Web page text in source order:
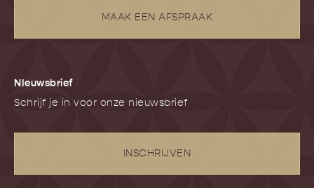
MAAK EEN AFSPRAAK
NIeuwsbrief
Schrijf je in voor onze nieuwsbrief
INSCHRIJVEN